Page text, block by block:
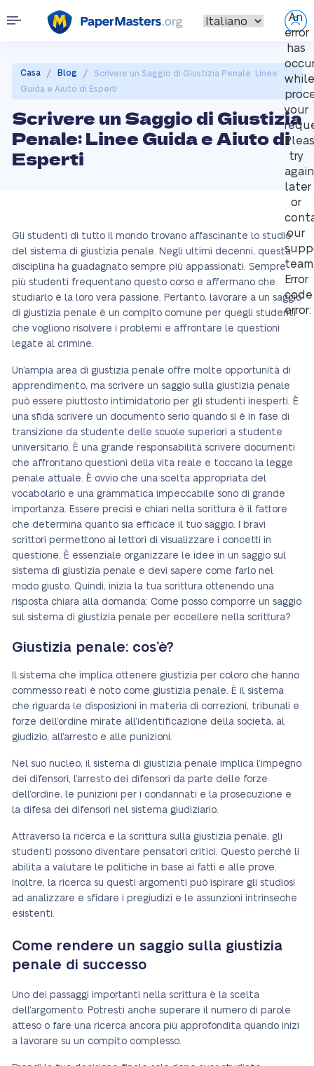
An
error
has
while
your
try
again
later
or
our
Error
code
error:
Casa / Blog /
Scrivere un Saggio di Giustizia Penale: Linee
Guida e Aiuto di Esperti
Scrivere un Saggio di Giustizia
Penale: Linee Guida e Aiuto di
Esperti
Gli studenti di tutto il mondo trovano affascinante lo studio
del sistema di giustizia penale. Negli ultimi decenni, questa
disciplina ha guadagnato sempre più appassionati. Sempre
più studenti frequentano questo corso e affermano che
studiarlo è la loro vera passione. Pertanto, lavorare a un saggio
di giustizia penale è un compito comune per quegli studenti
che vogliono risolvere i problemi e affrontare le questioni
legate al crimine.
Un’ampia area di giustizia penale offre molte opportunità di
apprendimento, ma scrivere un saggio sulla giustizia penale
può essere piuttosto intimidatorio per gli studenti inesperti. È
una sfida scrivere un documento serio quando si è in fase di
transizione da studente delle scuole superiori a studente
universitario. È una grande responsabilità scrivere documenti
che affrontano questioni della vita reale e toccano la legge
penale attuale. È ovvio che una scelta appropriata del
vocabolario e una grammatica impeccabile sono di grande
importanza. Essere precisi e chiari nella scrittura è il fattore
che determina quanto sia efficace il tuo saggio. I bravi
scrittori permettono ai lettori di visualizzare i concetti in
questione. È essenziale organizzare le idee in un saggio sul
sistema di giustizia penale e devi sapere come farlo nel
modo giusto. Quindi, inizia la tua scrittura ottenendo una
risposta chiara alla domanda: Come posso comporre un saggio
sul sistema di giustizia penale per eccellere nella scrittura?
Giustizia penale: cos’è?
Il sistema che implica ottenere giustizia per coloro che hanno
commesso reati è noto come giustizia penale. È il sistema
che riguarda le disposizioni in materia di correzioni, tribunali e
forze dell’ordine mirate all’identificazione della società, al
giudizio, all’arresto e alle punizioni.
Nel suo nucleo, il sistema di giustizia penale implica l’impegno
dei difensori, l’arresto dei difensori da parte delle forze
dell’ordine, le punizioni per i condannati e la prosecuzione e
la difesa dei difensori nel sistema giudiziario.
Attraverso la ricerca e la scrittura sulla giustizia penale, gli
studenti possono diventare pensatori critici. Questo perché li
abilita a valutare le politiche in base ai fatti e alle prove.
Inoltre, la ricerca su questi argomenti può ispirare gli studiosi
ad analizzare e sfidare i pregiudizi e le assunzioni intrinseche
esistenti.
Come rendere un saggio sulla giustizia
penale di successo
Uno dei passaggi importanti nella scrittura è la scelta
dell’argomento. Potresti anche superare il numero di parole
atteso o fare una ricerca ancora più approfondita quando inizi
a lavorare su un compito complesso.